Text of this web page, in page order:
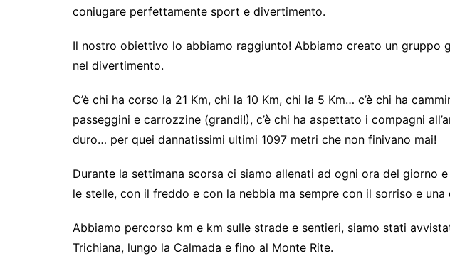
coniugare perfettamente sport e divertimento.
Il nostro obiettivo lo abbiamo raggiunto! Abbiamo creato un gruppo
nel divertimento.
C’è chi ha corso la 21 Km, chi la 10 Km, chi la 5 Km… c’è chi ha
passeggini e carrozzine (grandi!), c’è chi ha aspettato i compagni
duro… per quei dannatissimi ultimi 1097 metri che non finivano mai!
Durante la settimana scorsa ci siamo allenati ad ogni ora del giorno
le stelle, con il freddo e con la nebbia ma sempre con il sorriso e
Abbiamo percorso km e km sulle strade e sentieri, siamo stati
Trichiana, lungo la Calmada e fino al Monte Rite.